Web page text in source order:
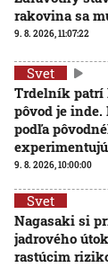
rakovina sa
9. 8. 2026, 11:07:22
Svet
Trdelník patrí
pôvod je inde.
podľa
experimentujú
9. 8. 2026, 10:00:00
Svet
Nagasaki si
jadrového
rastúcim